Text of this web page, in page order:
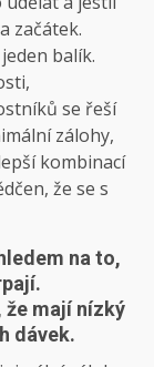
začátek.
balík.
se řeší
zálohy,
kombinací
že se s
na to,
mají nízký
dávek.